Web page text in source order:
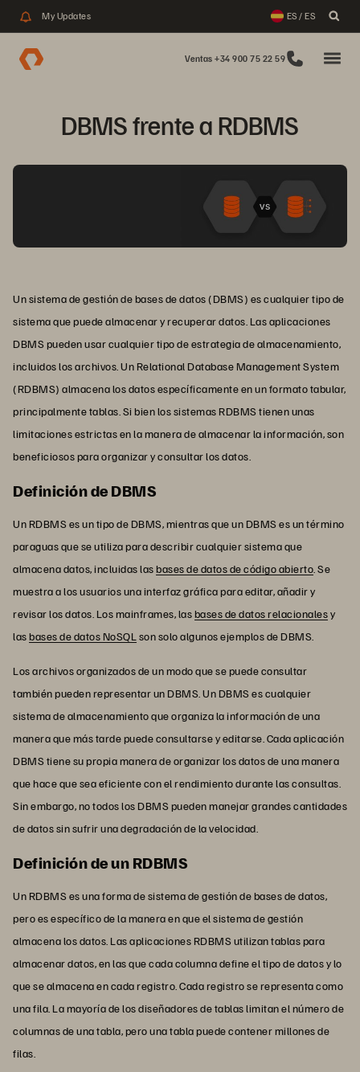
My Updates ES / ES
Ventas +34 900 75 22 59
DBMS frente a RDBMS
Un sistema de gestión de bases de datos (DBMS) es cualquier tipo de
sistema que puede almacenar y recuperar datos. Las aplicaciones
DBMS pueden usar cualquier tipo de estrategia de almacenamiento,
incluidos los archivos. Un Relational Database Management System
(RDBMS) almacena los datos específicamente en un formato tabular,
principalmente tablas. Si bien los sistemas RDBMS tienen unas
limitaciones estrictas en la manera de almacenar la información, son
beneficiosos para organizar y consultar los datos.
Definición de DBMS
Un RDBMS es un tipo de DBMS, mientras que un DBMS es un término
paraguas que se utiliza para describir cualquier sistema que
almacena datos, incluidas lasbases de datos de código abierto. Se
muestra a los usuarios una interfaz gráfica para editar, añadir y
revisar los datos. Los mainframes, lasbases de datos relacionalesy
lasbases de datos NoSQLson solo algunos ejemplos de DBMS.
Los archivos organizados de un modo que se puede consultar
también pueden representar un DBMS. Un DBMS es cualquier
sistema de almacenamiento que organiza la información de una
manera que más tarde puede consultarse y editarse. Cada aplicación
DBMS tiene su propia manera de organizar los datos de una manera
que hace que sea eficiente con el rendimiento durante las consultas.
Sin embargo, no todos los DBMS pueden manejar grandes cantidades
de datos sin sufrir una degradación de la velocidad.
Definición de un RDBMS
Un RDBMS es una forma de sistema de gestión de bases de datos,
pero es específico de la manera en que el sistema de gestión
almacena los datos. Las aplicaciones RDBMS utilizan tablas para
almacenar datos, en las que cada columna define el tipo de datos y lo
que se almacena en cada registro. Cada registro se representa como
una fila. La mayoría de los diseñadores de tablas limitan el número de
columnas de una tabla, pero una tabla puede contener millones de
filas.